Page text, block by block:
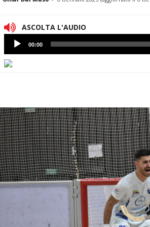
ASCOLTA L'AUDIO
Lettore
Audio
00:00